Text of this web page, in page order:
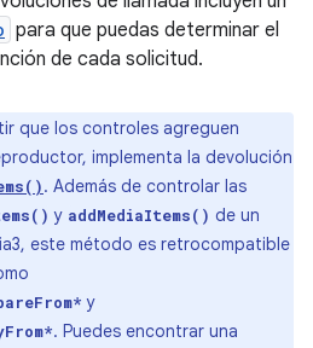
para que puedas determinar el
de cada solicitud.
que los controles agreguen
implementa la devolución
. Además de controlar las
y addMediaItems() de un
este método es retrocompatible
y
. Puedes encontrar una